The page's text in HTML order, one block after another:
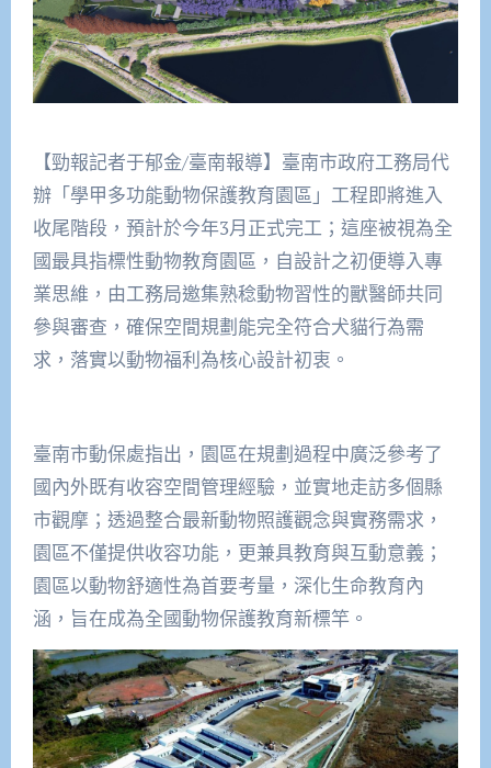
【勁報記者于郁金/臺南報導】臺南市政府工務局代
辦「學甲多功能動物保護教育園區」工程即將進入
收尾階段，預計於今年3月正式完工；這座被視為全
國最具指標性動物教育園區，自設計之初便導入專
業思維，由工務局邀集熟稔動物習性的獸醫師共同
參與審查，確保空間規劃能完全符合犬貓行為需
求，落實以動物福利為核心設計初衷。
臺南市動保處指出，園區在規劃過程中廣泛參考了
國內外既有收容空間管理經驗，並實地走訪多個縣
市觀摩；透過整合最新動物照護觀念與實務需求，
園區不僅提供收容功能，更兼具教育與互動意義；
園區以動物舒適性為首要考量，深化生命教育內
涵，旨在成為全國動物保護教育新標竿。